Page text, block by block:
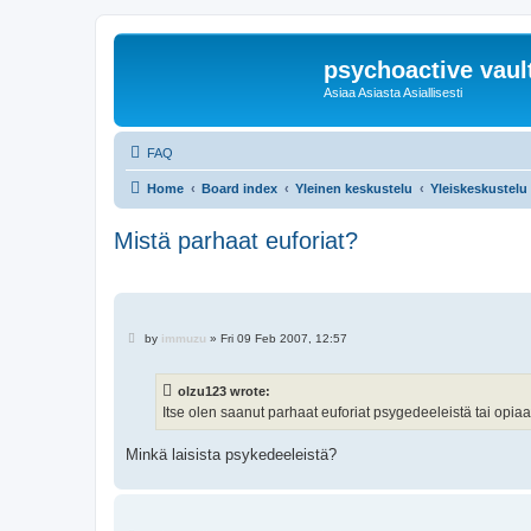
psychoactive
Asiaa Asiasta Asiallisesti
FAQ
Home Board index Yleinen keskustelu Yleiskeskustelu
Mistä parhaat euforiat?
Pby immuzu » Fri 09 Feb 2007, 12:57
olzu123 wrote:
Itse olen saanut parhaat euforiat psygedeeleistä tai
Minkä laisista psykedeeleistä?